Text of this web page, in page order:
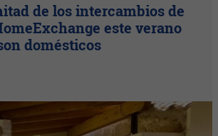
de los intercambios de
este verano
domésticos